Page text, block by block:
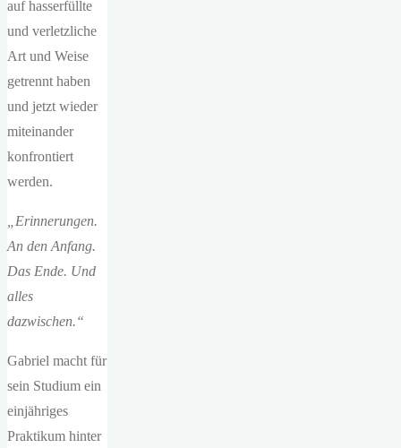
auf hasserfüllte
und verletzliche
Art und Weise
getrennt haben
und jetzt wieder
miteinander
konfrontiert
werden.
„Erinnerungen.
An den Anfang.
Das Ende. Und
alles
dazwischen.“
Gabriel macht für
sein Studium ein
einjähriges
Praktikum hinter